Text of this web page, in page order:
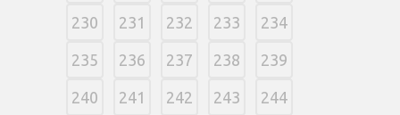
230 231 232 233 234
235 236 237 238 239
240 241 242 243 244